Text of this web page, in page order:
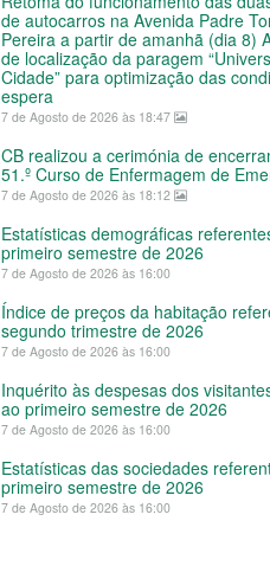
de autocarros na Avenida Padre
Pereira a partir de amanhã (dia 8)
de localização da paragem
Cidade” para optimização das
espera
7 de Agosto de 2026 às 18:47
CB realizou a cerimónia de
51.º Curso de Enfermagem de
7 de Agosto de 2026 às 18:12
Estatísticas demográficas
primeiro semestre de 2026
7 de Agosto de 2026 às 16:00
Índice de preços da habitação
segundo trimestre de 2026
7 de Agosto de 2026 às 16:00
Inquérito às despesas dos
ao primeiro semestre de 2026
7 de Agosto de 2026 às 16:00
Estatísticas das sociedades
primeiro semestre de 2026
7 de Agosto de 2026 às 16:00